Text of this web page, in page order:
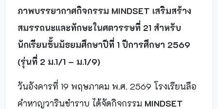
ภาพบรรยากาศกิจกรรม MINDSET เสริมสร้าง
สมรรถนะและทักษะในศตวรรษที่ 21 สำหรับ
นักเรียนชั้นมัธยมศึกษาปีที่ 1 ปีการศึกษา 2569
(รุ่นที่ 2 ม.1/1 – ม.1/9)
วันอังคารที่ 19 พฤษภาคม พ.ศ. 2569 โรงเรียนลือ
คำหาญวารินชำราบ ได้จัดกิจกรรม MINDSET